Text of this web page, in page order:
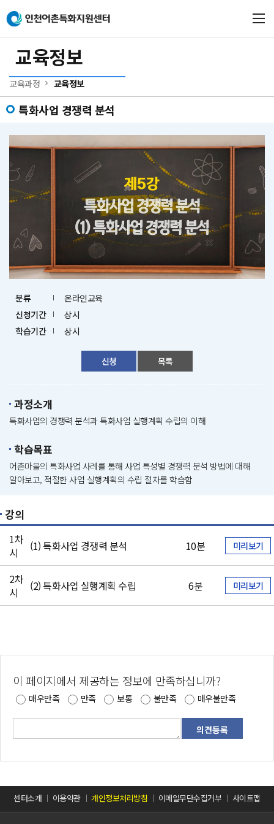
교육정보
교육과정 교육정보
특화사업 경쟁력 분석
분류
온라인교육
신청기간
상시
학습기간
상시
신청 목록
과정소개
특화사업의 경쟁력 분석과 특화사업 실행계획 수립의 이해
학습목표
어촌마을의 특화사업 사례를 통해 사업 특성별 경쟁력 분석 방법에 대해
알아보고, 적절한 사업 실행계획의 수립 절차를 학습함
강의
1차
시
(1) 특화사업 경쟁력 분석 10분 미리보기
2차
시
(2) 특화사업 실행계획 수립 6분 미리보기
이 페이지에서 제공하는 정보에 만족하십니까?
매우만족 만족 보통 불만족 매우불만족
센터소개 이용약관 개인정보처리방침 이메일무단수집거부 사이트맵